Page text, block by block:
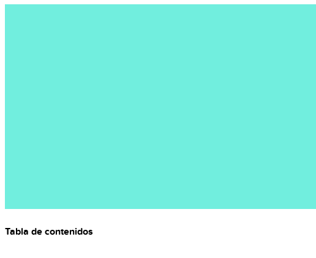
Tabla de contenidos